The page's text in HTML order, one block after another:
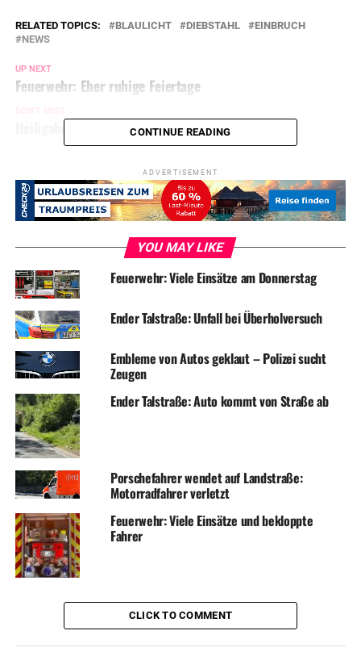
RELATED TOPICS: BLAULICHT DIEBSTAHL
EINBRUCH
NEWS
UP NEXT
Feuerwehr: Eher ruhige Feiertage
Heiligabend: Brutaler Überfall auf Taxifahrer
CONTINUE READING
ADVERTISEMENT
YOU MAY LIKE
Feuerwehr: Viele Einsätze am Donnerstag
Ender Talstraße: Unfall bei Überholversuch
Embleme von Autos geklaut – Polizei sucht
Zeugen
Ender Talstraße: Auto kommt von Straße ab
Porschefahrer wendet auf Landstraße:
Motorradfahrer verletzt
Feuerwehr: Viele Einsätze und bekloppte
Fahrer
CLICK TO COMMENT